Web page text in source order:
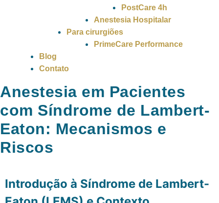
PostCare 4h
Anestesia Hospitalar
Para cirurgiões
PrimeCare Performance
Blog
Contato
Anestesia em Pacientes
com Síndrome de Lambert-
Eaton: Mecanismos e
Riscos
Introdução à Síndrome de Lambert-